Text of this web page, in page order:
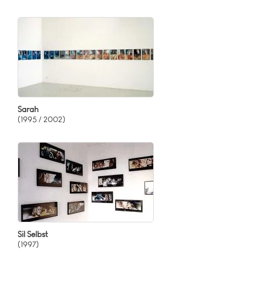
Sarah
(1995 / 2002)
Sil Selbst
(1997)